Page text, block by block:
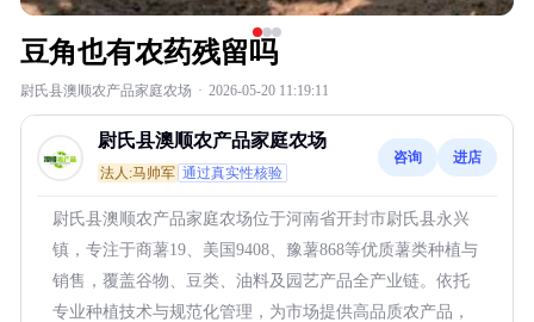
豆角也有农药残留吗
尉氏县澳顺农产品家庭农场 · 2026-05-20 11:19:11
尉氏县澳顺农产品家庭农场
法人:马帅军 通过真实性核验
咨询 进店
尉氏县澳顺农产品家庭农场位于河南省开封市尉氏县永兴
镇，专注于商薯19、美国9408、豫薯868等优质薯类种植与
销售，覆盖谷物、豆类、油料及园艺产品全产业链。依托
专业种植技术与规范化管理，为市场提供高品质农产品，